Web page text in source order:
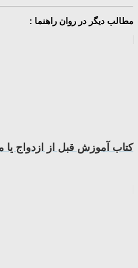
مطالب دیگر در روان راهنما :
کتاب آموزش قبل از ازدواج یا